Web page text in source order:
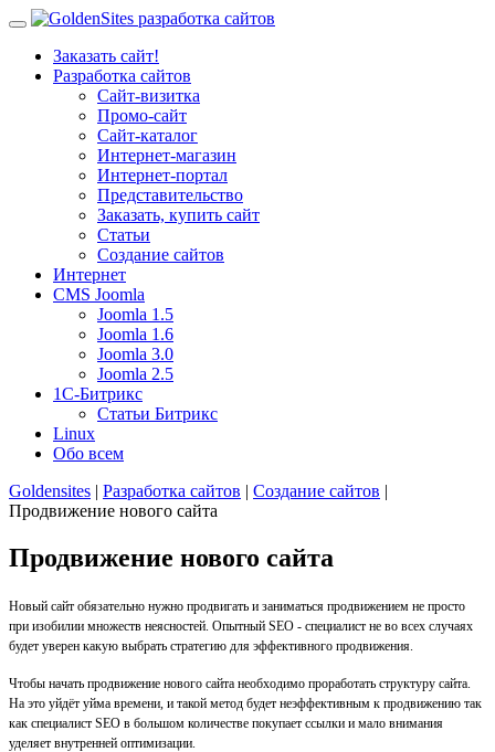
Заказать сайт!
Разработка сайтов
Сайт-визитка
Промо-сайт
Сайт-каталог
Интернет-магазин
Интернет-портал
Представительство
Заказать, купить сайт
Статьи
Создание сайтов
Интернет
CMS Joomla
Joomla 1.5
Joomla 1.6
Joomla 3.0
Joomla 2.5
1С-Битрикс
Статьи Битрикс
Linux
Обо всем
Goldensites | Разработка сайтов | Создание сайтов |
Продвижение нового сайта
Продвижение нового сайта
Новый сайт обязательно нужно продвигать и заниматься продвижением не просто
при изобилии множеств неясностей. Опытный SEO - специалист не во всех случаях
будет уверен какую выбрать стратегию для эффективного продвижения.
Чтобы начать продвижение нового сайта необходимо проработать структуру сайта.
На это уйдёт уйма времени, и такой метод будет неэффективным к продвижению так
как специалист SEO в большом количестве покупает ссылки и мало внимания
уделяет внутренней оптимизации.